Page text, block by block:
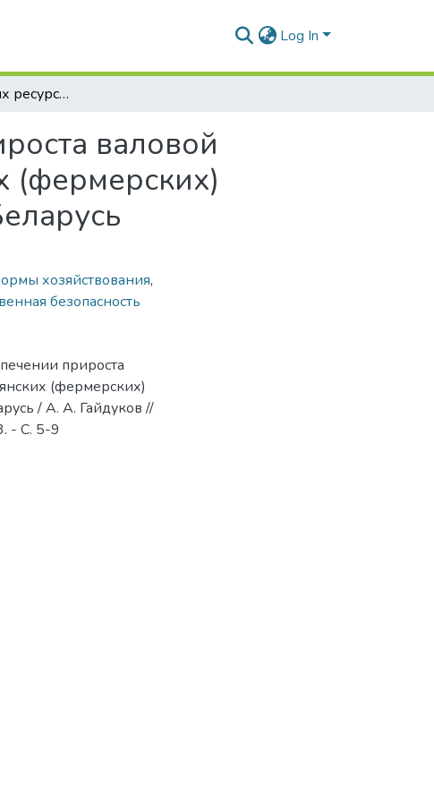
Log In
Роль земельных ресурсов в обеспечении прироста валовой продукции сельского хозяйства крестьянских (фермерских) хозяйств и хозяйств населения Республики Беларусь
валовой
(фермерских)
хозяйствования,
безопасность
прироста
(фермерских)
/ А. А. Гайдуков //
- С. 5-9